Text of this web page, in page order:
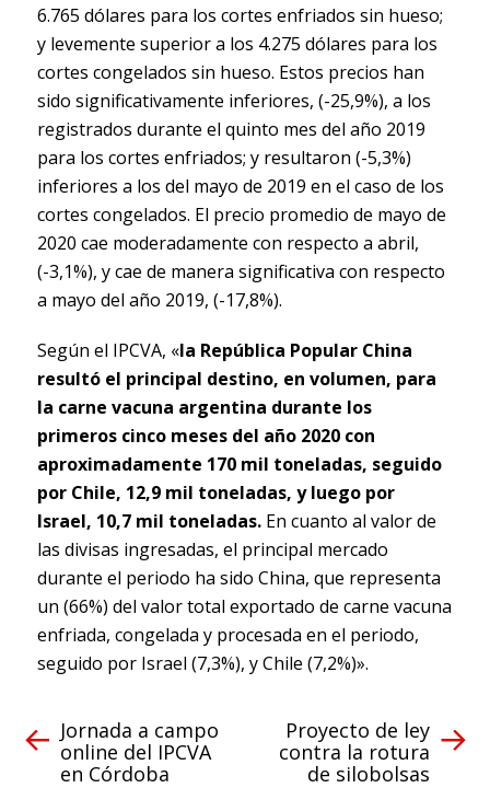
6.765 dólares para los cortes enfriados sin hueso;
y levemente superior a los 4.275 dólares para los
cortes congelados sin hueso. Estos precios han
sido significativamente inferiores, (-25,9%), a los
registrados durante el quinto mes del año 2019
para los cortes enfriados; y resultaron (-5,3%)
inferiores a los del mayo de 2019 en el caso de los
cortes congelados. El precio promedio de mayo de
2020 cae moderadamente con respecto a abril,
(-3,1%), y cae de manera significativa con respecto
a mayo del año 2019, (-17,8%).
Según el IPCVA, «la República Popular China
resultó el principal destino, en volumen, para
la carne vacuna argentina durante los
primeros cinco meses del año 2020 con
aproximadamente 170 mil toneladas, seguido
por Chile, 12,9 mil toneladas, y luego por
Israel, 10,7 mil toneladas. En cuanto al valor de
las divisas ingresadas, el principal mercado
durante el periodo ha sido China, que representa
un (66%) del valor total exportado de carne vacuna
enfriada, congelada y procesada en el periodo,
seguido por Israel (7,3%), y Chile (7,2%)».
Jornada a campo
online del IPCVA
en Córdoba
Proyecto de ley
contra la rotura
de silobolsas